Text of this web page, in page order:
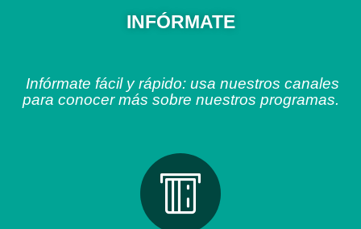
INFÓRMATE
Infórmate fácil y rápido: usa nuestros canales
para conocer más sobre nuestros programas.